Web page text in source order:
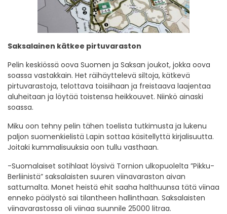
Saksalainen kätkee pirtuvaraston
Pelin keskiössä oova Suomen ja Saksan joukot, jokka oova
soassa vastakkain. Het räihäyttelevä siltoja, kätkevä
pirtuvarastoja, telottava toisiihaan ja freistaava laajentaa
aluheitaan ja löytää toistensa heikkouvet. Niinkö ainaski
soassa.
Miku oon tehny pelin tähen toelista tutkimusta ja lukenu
paljon suomenkielistä Lapin sottaa käsitellyttä kirjalisuutta.
Joitaki kummalisuuksia oon tullu vasthaan.
-Suomalaiset sotihlaat löysivä Tornion ulkopuolelta ”Pikku-
Berliinistä” saksalaisten suuren viinavaraston aivan
sattumalta. Monet heistä ehit saaha halthuunsa tätä viinaa
enneko päälystö sai tilantheen hallinthaan. Saksalaisten
viinavarastossa oli viinaa suunnile 25000 litraa.